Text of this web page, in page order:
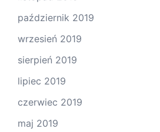
październik 2019
wrzesień 2019
sierpień 2019
lipiec 2019
czerwiec 2019
maj 2019